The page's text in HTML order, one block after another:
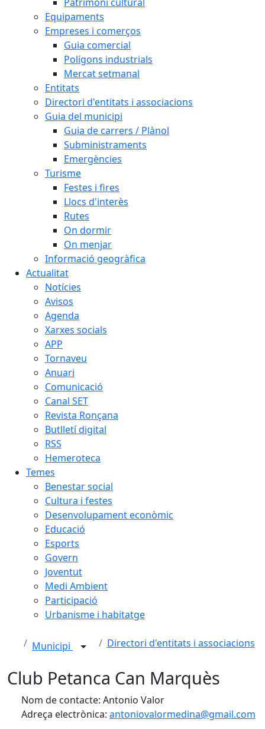
Equipaments
Empreses i comerços
Guia comercial
Polígons industrials
Mercat setmanal
Entitats
Directori d'entitats i associacions
Guia del municipi
Guia de carrers / Plànol
Subministraments
Emergències
Turisme
Festes i fires
Llocs d'interès
Rutes
On dormir
On menjar
Informació geogràfica
Actualitat
Notícies
Avisos
Agenda
Xarxes socials
APP
Tornaveu
Anuari
Comunicació
Canal SET
Revista Ronçana
Butlletí digital
RSS
Hemeroteca
Temes
Benestar social
Cultura i festes
Desenvolupament econòmic
Educació
Esports
Govern
Joventut
Medi Ambient
Participació
Urbanisme i habitatge
Municipi Directori d'entitats i associacions
Club Petanca Can Marquès
Nom de contacte: Antonio Valor
Adreça electrònica: antoniovalormedina@gmail.com